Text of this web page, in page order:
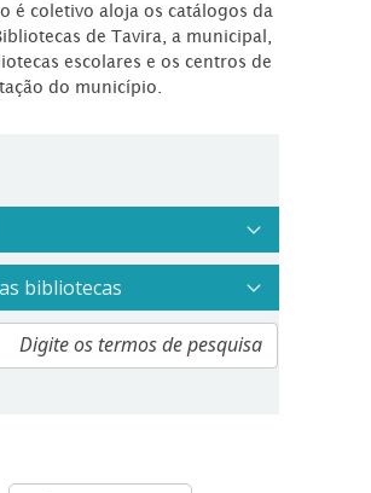
é coletivo aloja os catálogos da
de Tavira, a municipal,
escolares e os centros de
do município.